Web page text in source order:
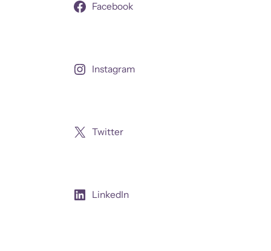
Facebook
Instagram
Twitter
LinkedIn